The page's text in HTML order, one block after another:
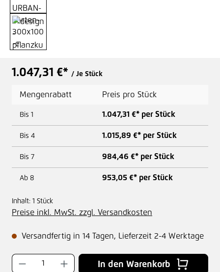
1.047,31 €* / Je Stück
Mengenrabatt Preis pro Stück
Bis 1 1.047,31 €* per Stück
Bis 4 1.015,89 €* per Stück
Bis 7 984,46 €* per Stück
Ab 8 953,05 €* per Stück
Inhalt: 1 Stück
Preise inkl. MwSt. zzgl. Versandkosten
Versandfertig in 14 Tagen, Lieferzeit 2-4 Werktage
Produkt Anzahl: Gib den gewünschten
In den Warenkorb